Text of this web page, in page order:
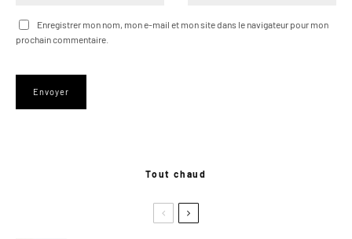
Enregistrer mon nom, mon e-mail et mon site dans le navigateur pour mon
prochain commentaire.
Tout chaud